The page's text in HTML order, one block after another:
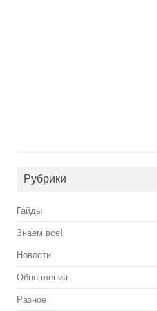
Рубрики
Гайды
Знаем все!
Новости
Обновления
Разное